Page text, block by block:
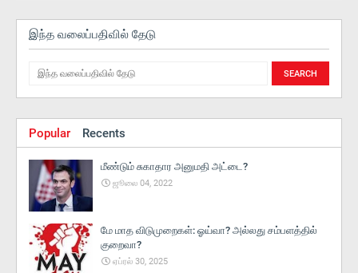
இந்த வலைப்பதிவில் தேடு
Popular Recents
மீண்டும் சுகாதார அனுமதி அட்டை?
ஜூலை 04, 2022
மே மாத விடுமுறைகள்: ஓய்வா? அல்லது சம்பளத்தில்
குறைவா?
ஏப்ரல் 30, 2025